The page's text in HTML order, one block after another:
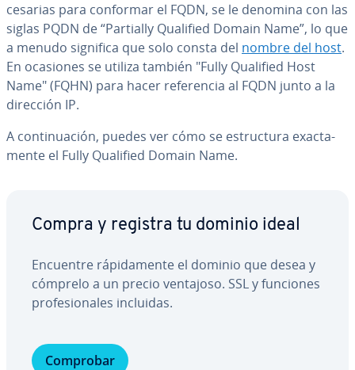
ce­sa­rias para conformar el FQDN, se le denomina con las
siglas PQDN de “Partially Qualified Domain Name”, lo que
a menudo significa que solo consta del nombre del host.
En ocasiones se utiliza también "Fully Qualified Host
Name" (FQHN) para hacer re­fe­re­n­cia al FQDN junto a la
dirección IP.
A co­n­ti­nua­ción, puedes ver cómo se es­tru­c­tu­ra exac­ta­
me­n­te el Fully Qualified Domain Name.
Compra y registra tu dominio ideal
Encuentre rá­pi­da­me­n­te el dominio que desea y
cómprelo a un precio ventajoso. SSL y funciones
pro­fe­sio­na­les incluidas.
Comprobar